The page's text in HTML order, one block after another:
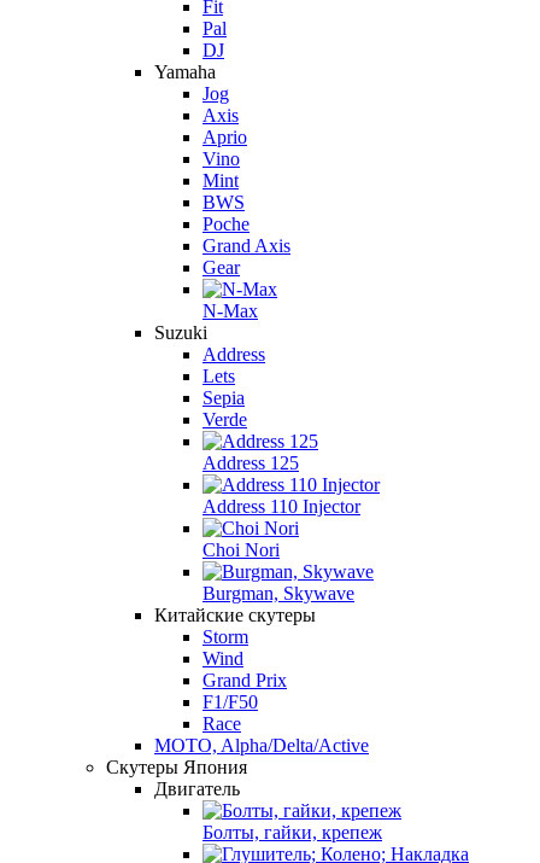
Fit
Pal
DJ
Yamaha
Jog
Axis
Aprio
Vino
Mint
BWS
Poche
Grand Axis
Gear
N-Max
Suzuki
Address
Lets
Sepia
Verde
Address 125
Address 110 Injector
Choi Nori
Burgman, Skywave
Китайские скутеры
Storm
Wind
Grand Prix
F1/F50
Race
MOTO, Alpha/Delta/Active
Скутеры Япония
Двигатель
Болты, гайки, крепеж